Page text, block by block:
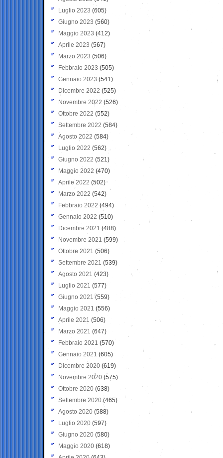
Luglio 2023 (605)
Giugno 2023 (560)
Maggio 2023 (412)
Aprile 2023 (567)
Marzo 2023 (506)
Febbraio 2023 (505)
Gennaio 2023 (541)
Dicembre 2022 (525)
Novembre 2022 (526)
Ottobre 2022 (552)
Settembre 2022 (584)
Agosto 2022 (584)
Luglio 2022 (562)
Giugno 2022 (521)
Maggio 2022 (470)
Aprile 2022 (502)
Marzo 2022 (542)
Febbraio 2022 (494)
Gennaio 2022 (510)
Dicembre 2021 (488)
Novembre 2021 (599)
Ottobre 2021 (506)
Settembre 2021 (539)
Agosto 2021 (423)
Luglio 2021 (577)
Giugno 2021(559)
Maggio 2021 (556)
Aprile 2021 (506)
Marzo 2021 (647)
Febbraio 2021 (570)
Gennaio 2021 (605)
Dicembre 2020 (619)
Novembre 2020 (575)
Ottobre 2020 (638)
Settembre 2020(465)
Agosto 2020 (588)
Luglio 2020 (597)
Giugno 2020 (580)
Maggio 2020 (618)